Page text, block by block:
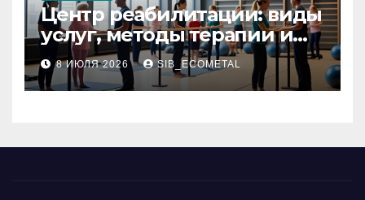
Центр реабилитации: виды
услуг, методы терапии и
критерии качества
8 ИЮЛЯ 2026 SIB_ECOMETAL